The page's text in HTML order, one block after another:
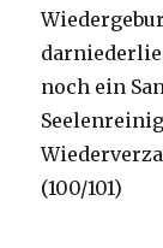
noch ein
(100/101)